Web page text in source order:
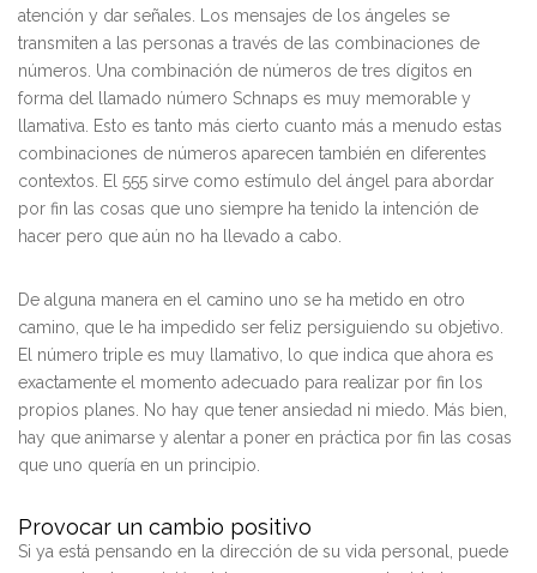
atención y dar señales. Los mensajes de los ángeles se
transmiten a las personas a través de las combinaciones de
números. Una combinación de números de tres dígitos en
forma del llamado número Schnaps es muy memorable y
llamativa. Esto es tanto más cierto cuanto más a menudo estas
combinaciones de números aparecen también en diferentes
contextos. El 555 sirve como estímulo del ángel para abordar
por fin las cosas que uno siempre ha tenido la intención de
hacer pero que aún no ha llevado a cabo.
De alguna manera en el camino uno se ha metido en otro
camino, que le ha impedido ser feliz persiguiendo su objetivo.
El número triple es muy llamativo, lo que indica que ahora es
exactamente el momento adecuado para realizar por fin los
propios planes. No hay que tener ansiedad ni miedo. Más bien,
hay que animarse y alentar a poner en práctica por fin las cosas
que uno quería en un principio.
Provocar un cambio positivo
Si ya está pensando en la dirección de su vida personal, puede